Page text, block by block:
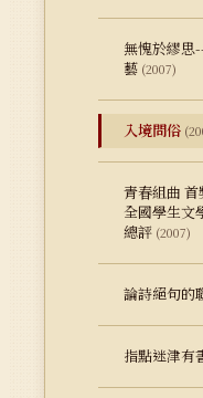
無愧於繆思
藝 (2007)
入境問俗
青春組曲
全國學生文
總評 (2007)
論詩絕句的
指點迷津有